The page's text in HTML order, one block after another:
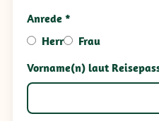
Anrede *
Herr
Frau
Vorname(n) laut